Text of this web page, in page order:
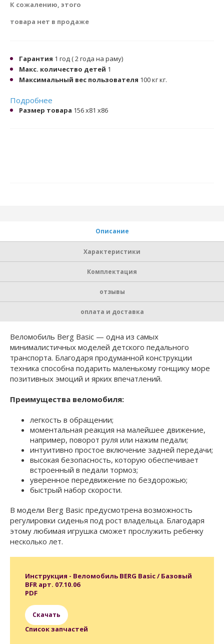
К сожалению, этого
товара нет в продаже
Гарантия 1 год ( 2 года на раму)
Макс. количество детей 1
Максимальный вес пользователя 100 кг кг.
Подробнее
Размер товара 156 x81 x86
Описание
Характеристики
Комплектация
отзывы
оплата и доставка
Веломобиль Berg Basic — одна из самых
минималистичных моделей детского педального
транспорта. Благодаря продуманной конструкции
техника способна подарить маленькому гонщику море
позитивных эмоций и ярких впечатлений.
Преимущества веломобиля:
легкость в обращении;
моментальная реакция на малейшее движение,
например, поворот руля или нажим педали;
интуитивно простое включение задней передачи;
высокая безопасность, которую обеспечивает
встроенный в педали тормоз;
уверенное передвижение по бездорожью;
быстрый набор скорости.
В модели Berg Basic предусмотрена возможность
регулировки сиденья под рост владельца. Благодаря
этому любимая игрушка сможет прослужить ребенку
несколько лет.
Инструкция - Веломобиль BERG Basic / Базовый
BFR арт. 07.10.06
PDF
Скачать
Список запчастей